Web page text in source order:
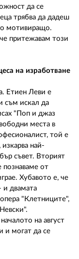
да се
трябва да дадеш
мотивиращо.
притежавам този
на изработване
Етиен Леви е
съм искал да
"Поп и джаз
места в
той е
най-
съвет. Вторият
познаваме от
Хубавото е, че
и двамата
"Клетниците",
на август
и могат да се